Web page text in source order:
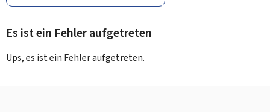
Es ist ein Fehler aufgetreten
Ups, es ist ein Fehler aufgetreten.